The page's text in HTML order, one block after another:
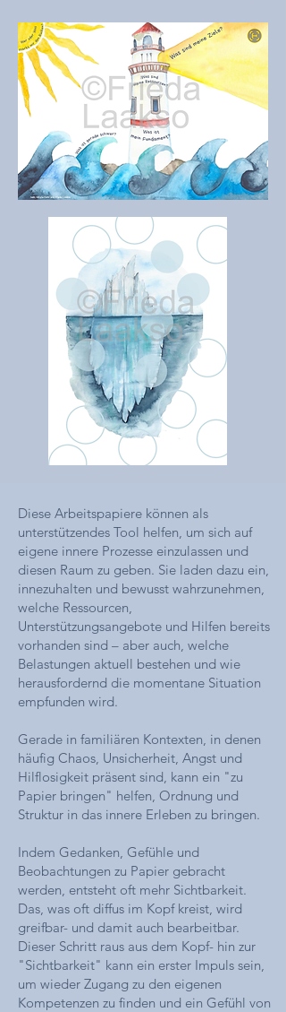
Diese Arbeitspapiere können als
unterstützendes Tool helfen, um sich auf
eigene innere Prozesse einzulassen und
diesen Raum zu geben. Sie laden dazu ein,
innezuhalten und bewusst wahrzunehmen,
welche Ressourcen,
Unterstützungsangebote und Hilfen bereits
vorhanden sind – aber auch, welche
Belastungen aktuell bestehen und wie
herausfordernd die momentane Situation
empfunden wird.
Gerade in familiären Kontexten, in denen
häufig Chaos, Unsicherheit, Angst und
Hilflosigkeit präsent sind, kann ein "zu
Papier bringen" helfen, Ordnung und
Struktur in das innere Erleben zu bringen.
Indem Gedanken, Gefühle und
Beobachtungen zu Papier gebracht
werden, entsteht oft mehr Sichtbarkeit.
Das, was oft diffus im Kopf kreist, wird
greifbar- und damit auch bearbeitbar.
Dieser Schritt raus aus dem Kopf- hin zur
"Sichtbarkeit" kann ein erster Impuls sein,
um wieder Zugang zu den eigenen
Kompetenzen zu finden und ein Gefühl von